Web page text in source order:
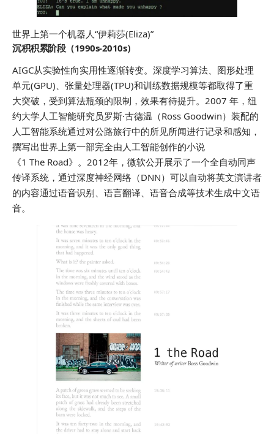
世界上第一个机器人“伊莉莎(Eliza)”
沉积积累阶段（1990s-2010s）
AIGC从实验性向实用性逐渐转变。深度学习算法、图形处理
单元(GPU)、张量处理器(TPU)和训练数据规模等都取得了重
大突破，受到算法瓶颈的限制，效果有待提升。2007 年，纽
约大学人工智能研究员罗斯·古德温（Ross Goodwin）装配的
人工智能系统通过对公路旅行中的所见所闻进行记录和感知，
撰写出世界上第一部完全由人工智能创作的小说
《1 The Road》。2012年，微软公开展示了一个全自动同声
传译系统，通过深度神经网络（DNN）可以自动将英文演讲者
的内容通过语音识别、语言翻译、语音合成等技术生成中文语
音。